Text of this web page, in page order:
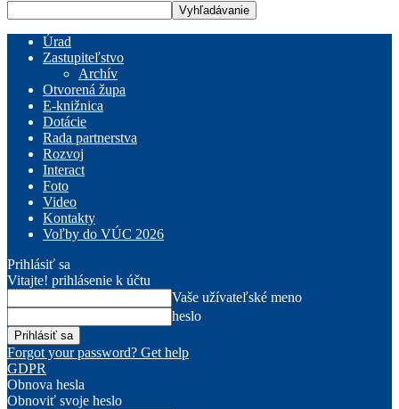
Úrad
Zastupiteľstvo
Archív
Otvorená župa
E-knižnica
Dotácie
Rada partnerstva
Rozvoj
Interact
Foto
Video
Kontakty
Voľby do VÚC 2026
Prihlásiť sa
Vitajte! prihlásenie k účtu
Vaše užívateľské meno
heslo
Forgot your password? Get help
GDPR
Obnova hesla
Obnoviť svoje heslo